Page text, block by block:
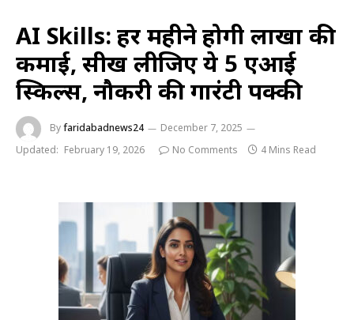
AI Skills: हर महीने होगी लाखों की
कमाई, सीख लीजिए ये 5 एआई
स्किल्स, नौकरी की गारंटी पक्की
Byfaridabadnews24
December 7, 2025
Updated: February 19, 2026 No Comments 4 Mins Read